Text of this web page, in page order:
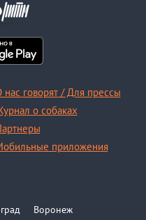
нас говорят / Для прессы
о собаках
приложения
Воронеж